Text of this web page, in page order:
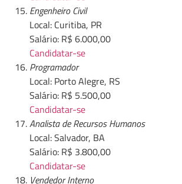
Engenheiro Civil
Local: Curitiba, PR
Salário: R$ 6.000,00
Candidatar-se
Programador
Local: Porto Alegre, RS
Salário: R$ 5.500,00
Candidatar-se
Analista de Recursos Humanos
Local: Salvador, BA
Salário: R$ 3.800,00
Candidatar-se
Vendedor Interno